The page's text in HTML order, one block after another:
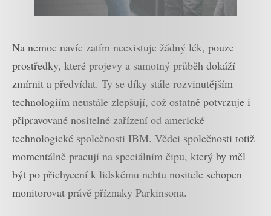
Na nemoc navíc zatím neexistuje žádný lék, pouze
prostředky, které projevy a samotný průběh dokáží
zmírnit a předvídat. Ty se díky stále rozvinutějším
technologiím neustále zlepšují, což ostatně potvrzuje i
připravované nositelné zařízení od americké
technologické společnosti IBM. Vědci společnosti totiž
momentálně pracují na speciálním čipu, který by měl
být po přichycení k lidskému nehtu nositele schopen
monitorovat právě příznaky Parkinsona.